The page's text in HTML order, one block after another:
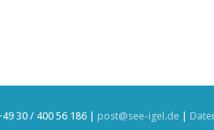
30 / 400 56 186 | post@see-igel.de